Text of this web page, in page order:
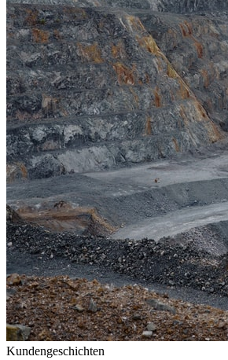
Kundengeschichten